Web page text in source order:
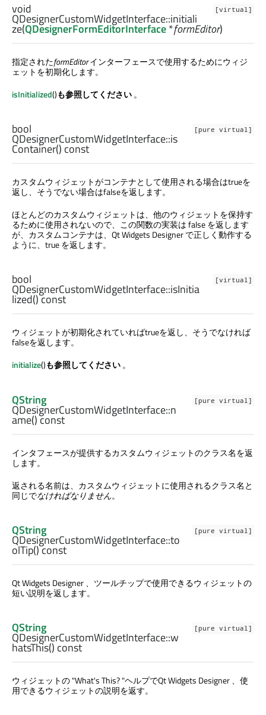
[virtual]
void
QDesignerCustomWidgetInterface::initiali
ze(QDesignerFormEditorInterface*formEditor)
指定されたformEditorインターフェースで使用するためにウィジ
ェットを初期化します。
isInitialized()も参照してください。
[pure virtual]
bool
QDesignerCustomWidgetInterface::is
Container() const
カスタムウィジェットがコンテナとして使用される場合はtrueを
返し、そうでない場合はfalseを返します。
ほとんどのカスタムウィジェットは、他のウィジェットを保持す
るために使用されないので、この関数の実装は false を返します
が、カスタムコンテナは、 Qt Widgets Designerで正しく動作する
ように、true を返します。
[virtual]
bool
QDesignerCustomWidgetInterface::isInitia
lized() const
ウィジェットが初期化されていればtrueを返し、そうでなければ
falseを返します。
initialize()も参照してください。
[pure virtual]
QString
QDesignerCustomWidgetInterface::n
ame() const
インタフェースが提供するカスタムウィジェットのクラス名を返
します。
返される名前は、カスタムウィジェットに使用されるクラス名と
同じでなければなりません。
[pure virtual]
QString
QDesignerCustomWidgetInterface::to
olTip() const
Qt Widgets Designer、ツールチップで使用できるウィジェットの
短い説明を返します。
[pure virtual]
QString
QDesignerCustomWidgetInterface::w
hatsThis() const
ウィジェットの "What's This? "ヘルプでQt Widgets Designer、使
用できるウィジェットの説明を返す。